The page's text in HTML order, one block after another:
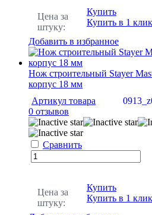
Цена за
штуку:
Купить
Купить в 1 клик
Добавить в избранное
Нож строительный Stayer
корпус 18 мм
Артикул товара
0 отзывов
Сравнить
Цена за
штуку:
Купить
Купить в 1 клик